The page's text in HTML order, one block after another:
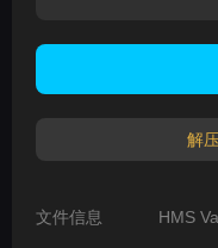
解
文件信息 HMS